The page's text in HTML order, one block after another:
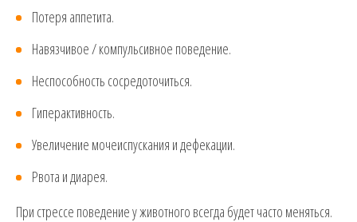
Потеря аппетита.
Навязчивое / компульсивное поведение.
Неспособность сосредоточиться.
Гиперактивность.
Увеличение мочеиспускания и дефекации.
Рвота и диарея.
При стрессе поведение у животного всегда будет часто меняться.